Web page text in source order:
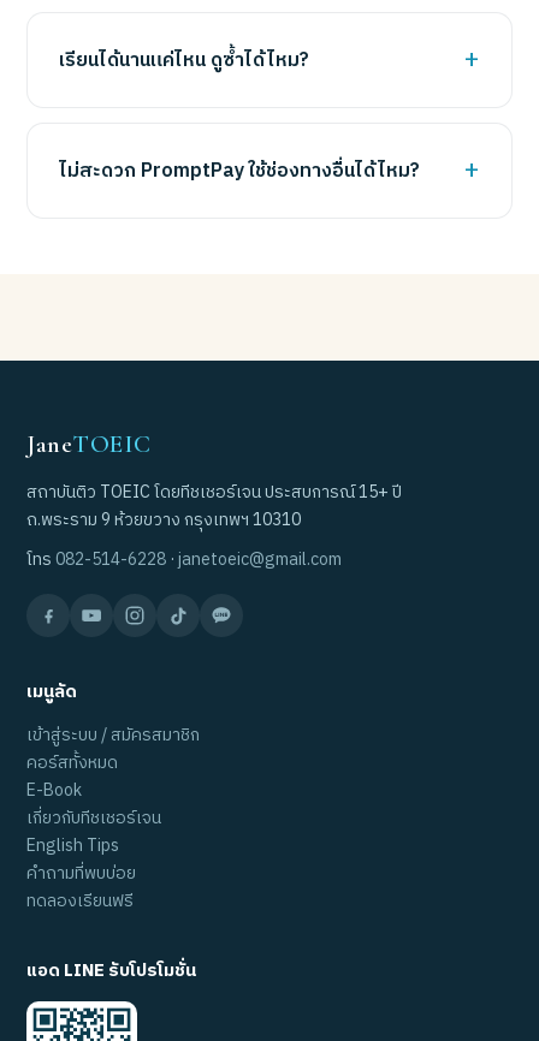
เรียนได้นานแค่ไหน ดูซ้ำได้ไหม?
ไม่สะดวก PromptPay ใช้ช่องทางอื่นได้ไหม?
JaneTOEIC
สถาบันติว TOEIC โดยทีชเชอร์เจน ประสบการณ์ 15+ ปี
ถ.พระราม 9 ห้วยขวาง กรุงเทพฯ 10310
โทร 082-514-6228 ·janetoeic@gmail.com
เมนูลัด
เข้าสู่ระบบ / สมัครสมาชิก
คอร์สทั้งหมด
E-Book
เกี่ยวกับทีชเชอร์เจน
English Tips
คำถามที่พบบ่อย
ทดลองเรียนฟรี
แอด LINE รับโปรโมชั่น